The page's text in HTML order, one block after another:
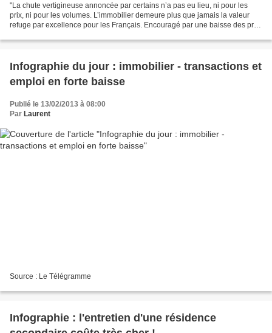
"La chute vertigineuse annoncée par certains n’a pas eu lieu, ni pour les
prix, ni pour les volumes. L’immobilier demeure plus que jamais la valeur
refuge par excellence pour les Français. Encouragé par une baisse des prix
Infographie du jour : immobilier - transactions et
emploi en forte baisse
Publié le 13/02/2013 à 08:00
Par Laurent
Source : Le Télégramme
Infographie : l'entretien d'une résidence